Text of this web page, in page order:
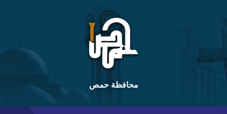
content
main
navigation
footer
محافظة حمص